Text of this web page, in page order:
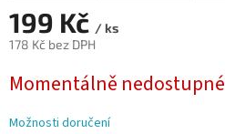
199 Kč / ks
178 Kč bez DPH
cena:
Momentálně nedostupné
Možnosti doručení